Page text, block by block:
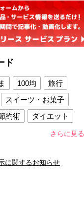
ド
100均
旅行
スイーツ・お菓子
約術
ダイエット
津春子 どか食い
さらに見る
に関するお知らせ